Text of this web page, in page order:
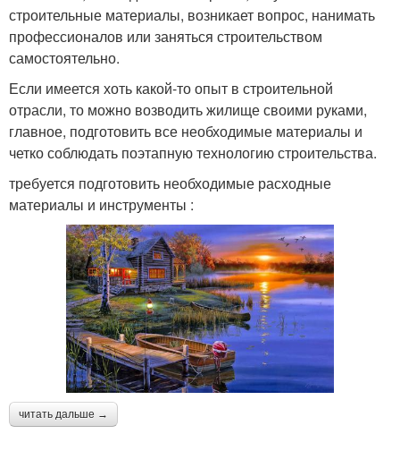
строительные материалы, возникает вопрос, нанимать
профессионалов или заняться строительством
самостоятельно.
Если имеется хоть какой-то опыт в строительной
отрасли, то можно возводить жилище своими руками,
главное, подготовить все необходимые материалы и
четко соблюдать поэтапную технологию строительства.
требуется подготовить необходимые расходные
материалы и инструменты :
читать дальше →